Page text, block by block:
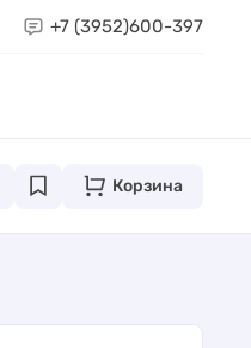
+7 (3952)600-397
Корзина